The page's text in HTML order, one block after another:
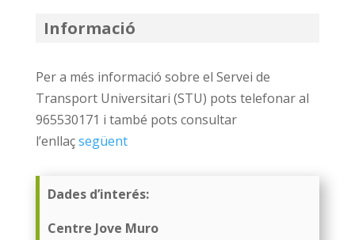
Informació
Per a més informació sobre el Servei de
Transport Universitari (STU) pots telefonar al
965530171 i també pots consultar
l’enllaçsegüent
Dades d’interés:
Centre Jove Muro